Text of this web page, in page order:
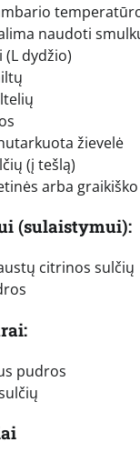
naudoti
dydžio)
žievelė
(į tešlą)
arba
(sulaistymui):
citrinos sulčių
pudros